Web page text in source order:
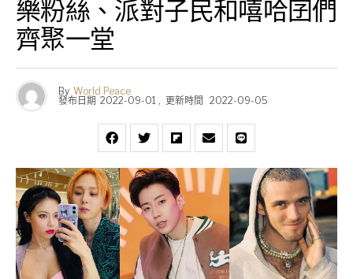
樂粉絲、派對子民和嘻哈囝們
齊聚一堂
By World Peace
發布日期 2022-09-01 , 更新時間 2022-09-05